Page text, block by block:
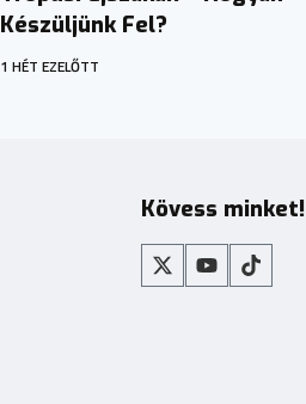
Készüljünk Fel?
1 HÉT EZELŐTT
Kövess minket!